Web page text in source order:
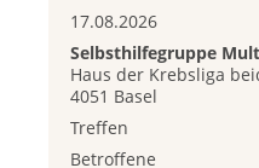
17.08.2026
Selbsthilfegruppe
Haus der Krebsliga
4051 Basel
Treffen
Betroffene